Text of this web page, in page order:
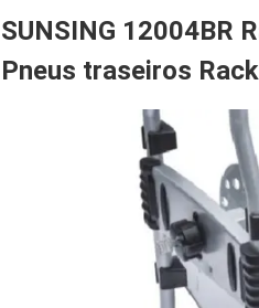
SUNSING 12004BR
Pneus traseiros